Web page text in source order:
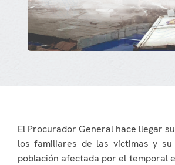
El Procurador General hace llegar
los familiares de las víctimas y
población afectada por el temporal